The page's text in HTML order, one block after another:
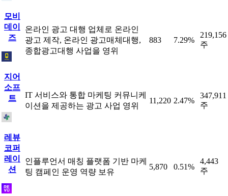
모비
데이
즈
온라인 광고 대행 업체로 온라인
광고 제작, 온라인 광고매체대행,
종합광고대행 사업을 영위
883 7.29%
219,156
주
지어
소프
트
IT 서비스와 통합 마케팅 커뮤니케
이션을 제공하는 광고 사업 영위
11,220 2.47%
347,911
주
레뷰
코퍼
레이
션
인플루언서 매칭 플랫폼 기반 마케
팅 캠페인 운영 역량 보유
5,870 0.51%
4,443
주